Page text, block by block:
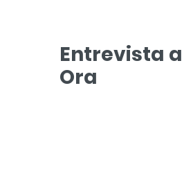
Entrevista
Ora